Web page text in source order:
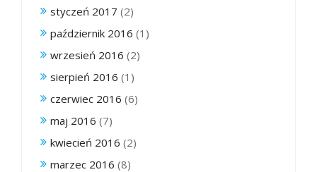
styczeń 2017 (2)
październik 2016 (1)
wrzesień 2016 (2)
sierpień 2016 (1)
czerwiec 2016 (6)
maj 2016 (7)
kwiecień 2016 (2)
marzec 2016 (8)